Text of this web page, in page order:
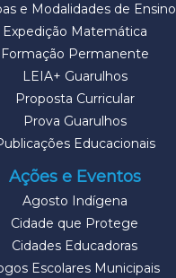
e Modalidades de Ensino
Expedição Matemática
Formação Permanente
LEIA+ Guarulhos
Proposta Curricular
Prova Guarulhos
Educacionais
Ações e Eventos
Agosto Indígena
Cidade que Protege
Cidades Educadoras
Escolares Municipais